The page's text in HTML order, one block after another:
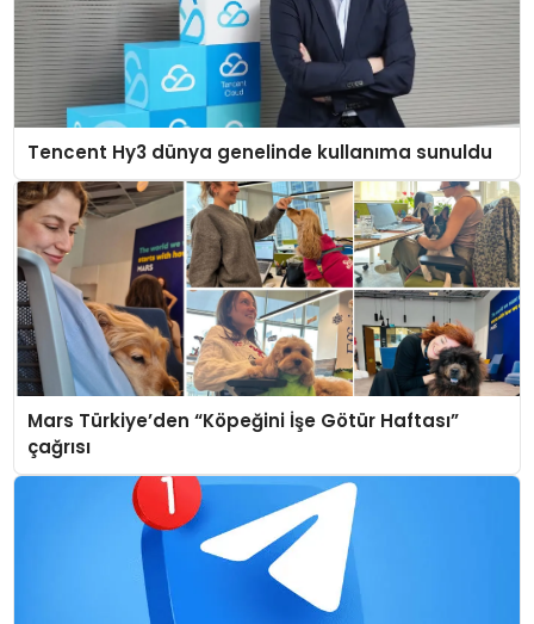
Tencent Hy3 dünya genelinde kullanıma sunuldu
Mars Türkiye’den “Köpeğini İşe Götür Haftası”
çağrısı